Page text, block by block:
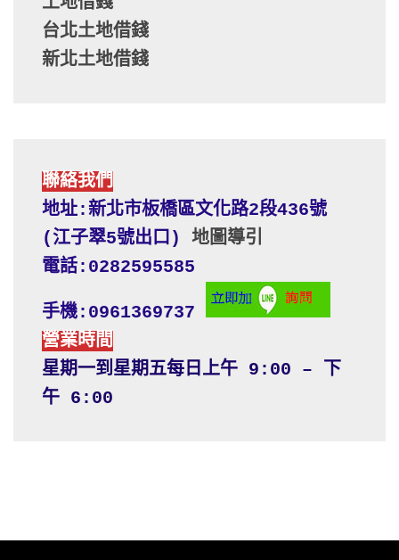
台北土地借錢
新北土地借錢
聯絡我們
地址:新北市板橋區文化路2段436號
(江子翠5號出口) 地圖導引
電話:0282595585
手機:0961369737
營業時間
星期一到星期五每日上午 9:00 – 下
午 6:00